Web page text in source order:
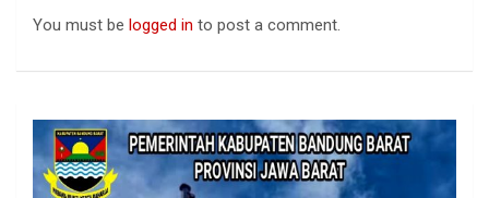
You must be logged in to post a comment.